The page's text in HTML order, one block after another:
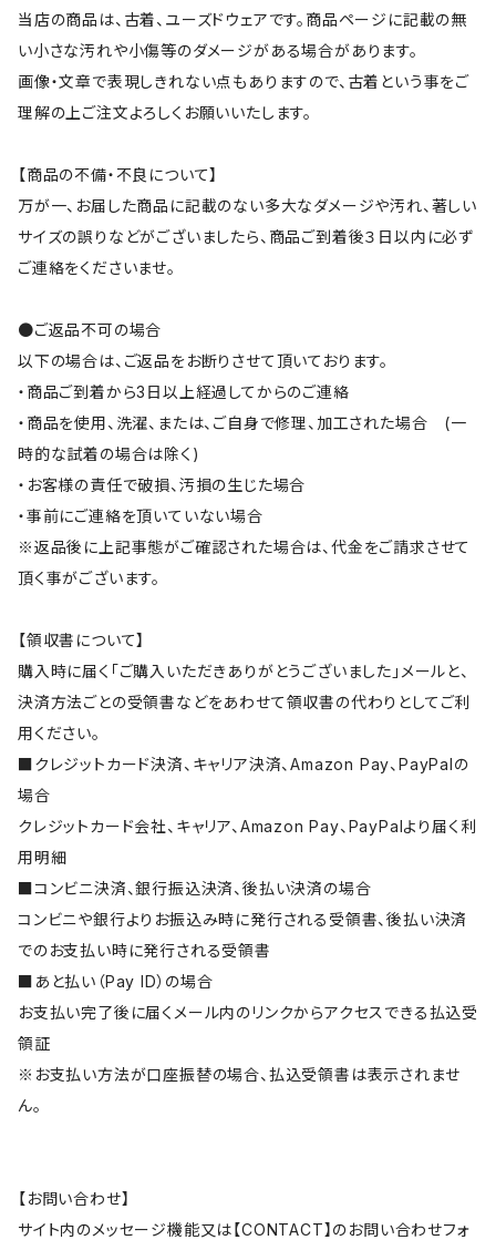
当店の商品は、古着、ユーズドウェアです。商品ページに記載の無
い小さな汚れや小傷等のダメージがある場合があります。
画像・文章で表現しきれない点もありますので、古着という事をご
理解の上ご注文よろしくお願いいたします。
【商品の不備・不良について】
万が一、お届した商品に記載のない多大なダメージや汚れ、著しい
サイズの誤りなどがございましたら、商品ご到着後３日以内に必ず
ご連絡をくださいませ。
●ご返品不可の場合
以下の場合は、ご返品をお断りさせて頂いております。
・商品ご到着から3日以上経過してからのご連絡
・商品を使用、洗濯、または、ご自身で修理、加工された場合 (一
時的な試着の場合は除く)
・お客様の責任で破損、汚損の生じた場合
・事前にご連絡を頂いていない場合
※返品後に上記事態がご確認された場合は、代金をご請求させて
頂く事がございます。
【領収書について】
購入時に届く「ご購入いただきありがとうございました」メールと、
決済方法ごとの受領書などをあわせて領収書の代わりとしてご利
用ください。
■クレジットカード決済、キャリア決済、Amazon Pay、PayPalの
場合
クレジットカード会社、キャリア、Amazon Pay、PayPalより届く利
用明細
■コンビニ決済、銀行振込決済、後払い決済の場合
コンビニや銀行よりお振込み時に発行される受領書、後払い決済
でのお支払い時に発行される受領書
■あと払い（Pay ID）の場合
お支払い完了後に届くメール内のリンクからアクセスできる払込受
領証
※お支払い方法が口座振替の場合、払込受領書は表示されませ
ん。
【お問い合わせ】
サイト内のメッセージ機能又は【CONTACT】のお問い合わせフォ